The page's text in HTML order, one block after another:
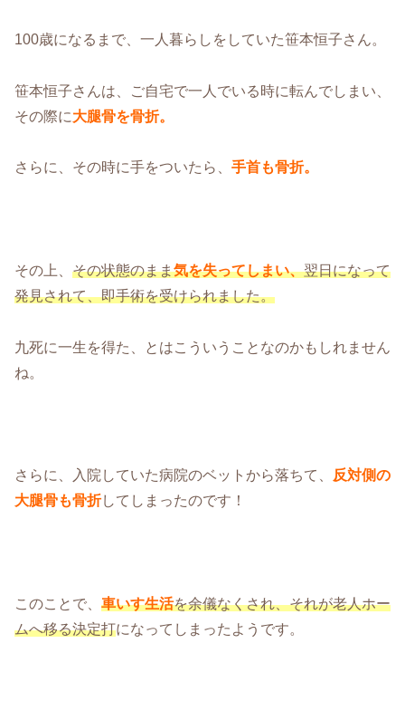
100歳になるまで、一人暮らしをしていた笹本恒子さん。
笹本恒子さんは、ご自宅で一人でいる時に転んでしまい、
その際に大腿骨を骨折。
さらに、その時に手をついたら、 手首も骨折。
その上、 その状態のまま気を失ってしまい、翌日になって
発見されて、即手術を受けられました。
九死に一生を得た、とはこういうことなのかもしれません
ね。
さらに、入院していた病院のベットから落ちて、
反対側の
大腿骨も骨折してしまったのです！
このことで、 車いす生活を余儀なくされ、それが老人ホー
ムへ移る決定打になってしまったようです。